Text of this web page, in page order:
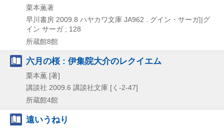
栗本薫著
早川書房 2009.8 ハヤカワ文庫 JA962 . グイン・サーガ||グ
イン サーガ ; 128
所蔵館8館
六月の桜 : 伊集院大介のレクイエム
栗本薫 [著]
講談社 2009.6 講談社文庫 [く-2-47]
所蔵館4館
遠いうねり